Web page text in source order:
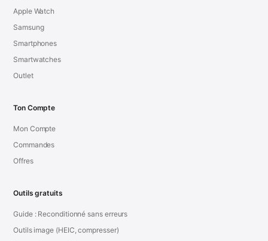
Apple Watch
Samsung
Smartphones
Smartwatches
Outlet
Ton Compte
Mon Compte
Commandes
Offres
Outils gratuits
Guide : Reconditionné sans erreurs
Outils image (HEIC, compresser)